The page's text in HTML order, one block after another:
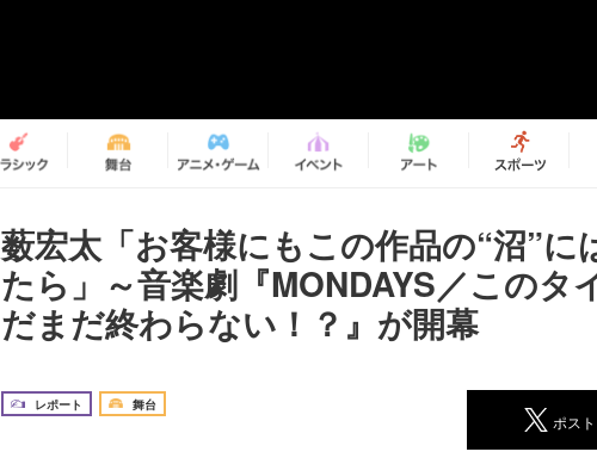
薮宏太「お客様にもこの作品の“沼”に
たら」～音楽劇『MONDAYS／このタ
だまだ終わらない！？』が開幕
レポート 舞台
ポスト